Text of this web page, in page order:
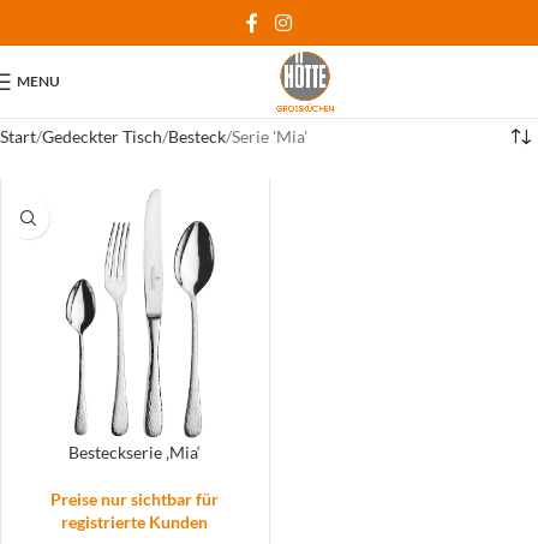
MENU
Start Gedeckter Tisch Besteck Serie 'Mia'
Besteckserie ‚Mia‘
Preise nur sichtbar für
registrierte Kunden